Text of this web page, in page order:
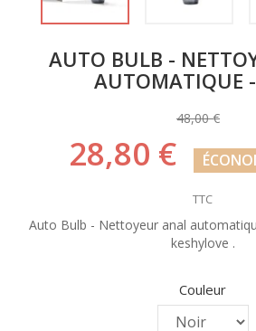
AUTO BULB -
AUTOMATIQUE
48,00 €
28,80 €
TTC
Auto Bulb - Nettoyeur anal
keshylove .
Couleur